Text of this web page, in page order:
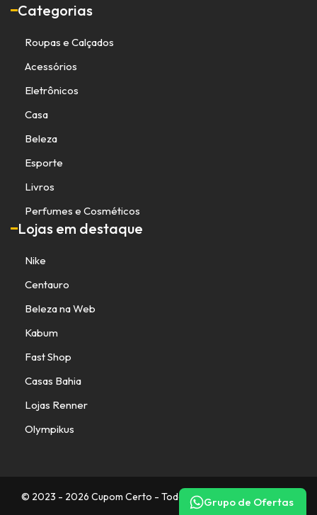
Grupo de Ofertas
Categorias
Roupas e Calçados
Acessórios
Eletrônicos
Casa
Beleza
Esporte
Livros
Perfumes e Cosméticos
Lojas em destaque
Nike
Centauro
Beleza na Web
Kabum
Fast Shop
Casas Bahia
Lojas Renner
Olympikus
© 2023 - 2026 Cupom Certo - Todos os direitos reservados.